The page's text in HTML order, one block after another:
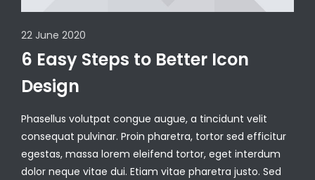
22 June 2020
6 Easy Steps to Better Icon
Design
Phasellus volutpat congue augue, a tincidunt velit
consequat pulvinar. Proin pharetra, tortor sed efficitur
egestas, massa lorem eleifend tortor, eget interdum
dolor neque vitae dui. Etiam vitae pharetra justo. Sed